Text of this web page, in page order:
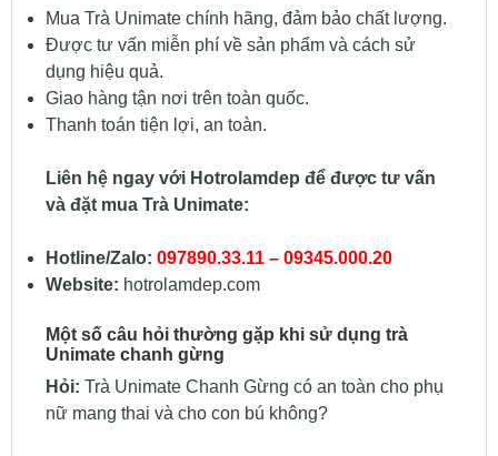
Mua Trà Unimate chính hãng, đảm bảo chất lượng.
Được tư vấn miễn phí về sản phẩm và cách sử
dụng hiệu quả.
Giao hàng tận nơi trên toàn quốc.
Thanh toán tiện lợi, an toàn.
Liên hệ ngay với Hotrolamdep để được tư vấn
và đặt mua Trà Unimate:
Hotline/Zalo: 097890.33.11 – 09345.000.20
Website: hotrolamdep.com
Một số câu hỏi thường gặp khi sử dụng trà
Unimate chanh gừng
Hỏi: Trà Unimate Chanh Gừng có an toàn cho phụ
nữ mang thai và cho con bú không?